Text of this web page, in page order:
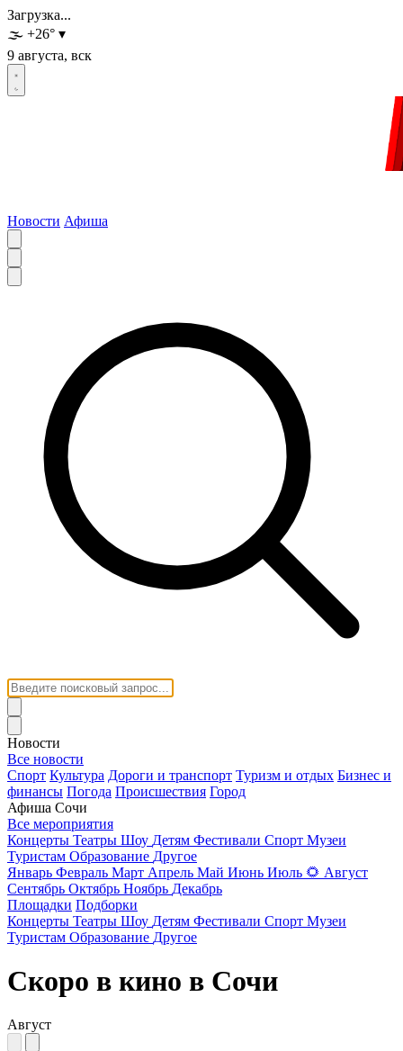
Загрузка...
🌫️ +26° ▾
9 августа, вск
Новости Афиша
Новости
Все новости
Спорт Культура Дороги и транспорт Туризм и отдых Бизнес и
финансы Погода Происшествия Город
Афиша Сочи
Все мероприятия
Концерты Театры Шоу Детям Фестивали Спорт Музеи
Туристам Образование Другое
Январь Февраль Март Апрель Май Июнь Июль 🌻 Август
Сентябрь Октябрь Ноябрь Декабрь
Площадки Подборки
Концерты Театры Шоу Детям Фестивали Спорт Музеи
Туристам Образование Другое
Скоро в кино в Сочи
Август